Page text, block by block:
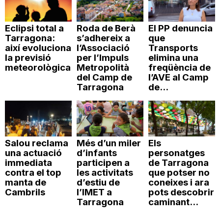
Eclipsi total a
Tarragona:
així evoluciona
la previsió
meteorològica
Roda de Berà
s’adhereix a
l’Associació
per l’Impuls
Metropolità
del Camp de
Tarragona
El PP denuncia
que
Transports
elimina una
freqüència de
l’AVE al Camp
de...
Salou reclama
una actuació
immediata
contra el top
manta de
Cambrils
Més d’un miler
d’infants
participen a
les activitats
d’estiu de
l’IMET a
Tarragona
Els
personatges
de Tarragona
que potser no
coneixes i ara
pots descobrir
caminant...